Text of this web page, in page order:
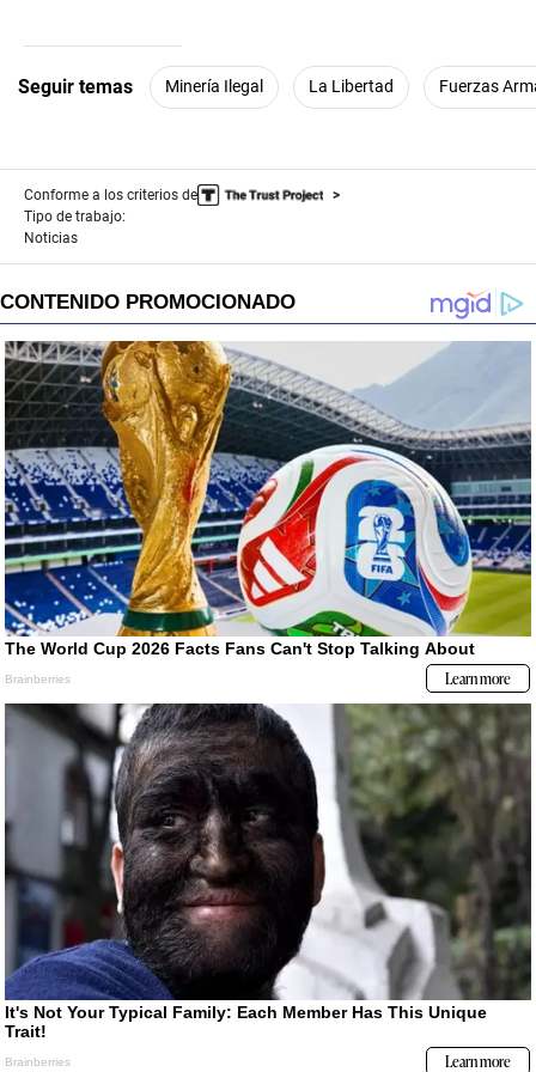
minute,
54
Seguir temas Minería Ilegal La Libertad Fuerzas
Conforme a los criterios de
Tipo de trabajo:
Noticias